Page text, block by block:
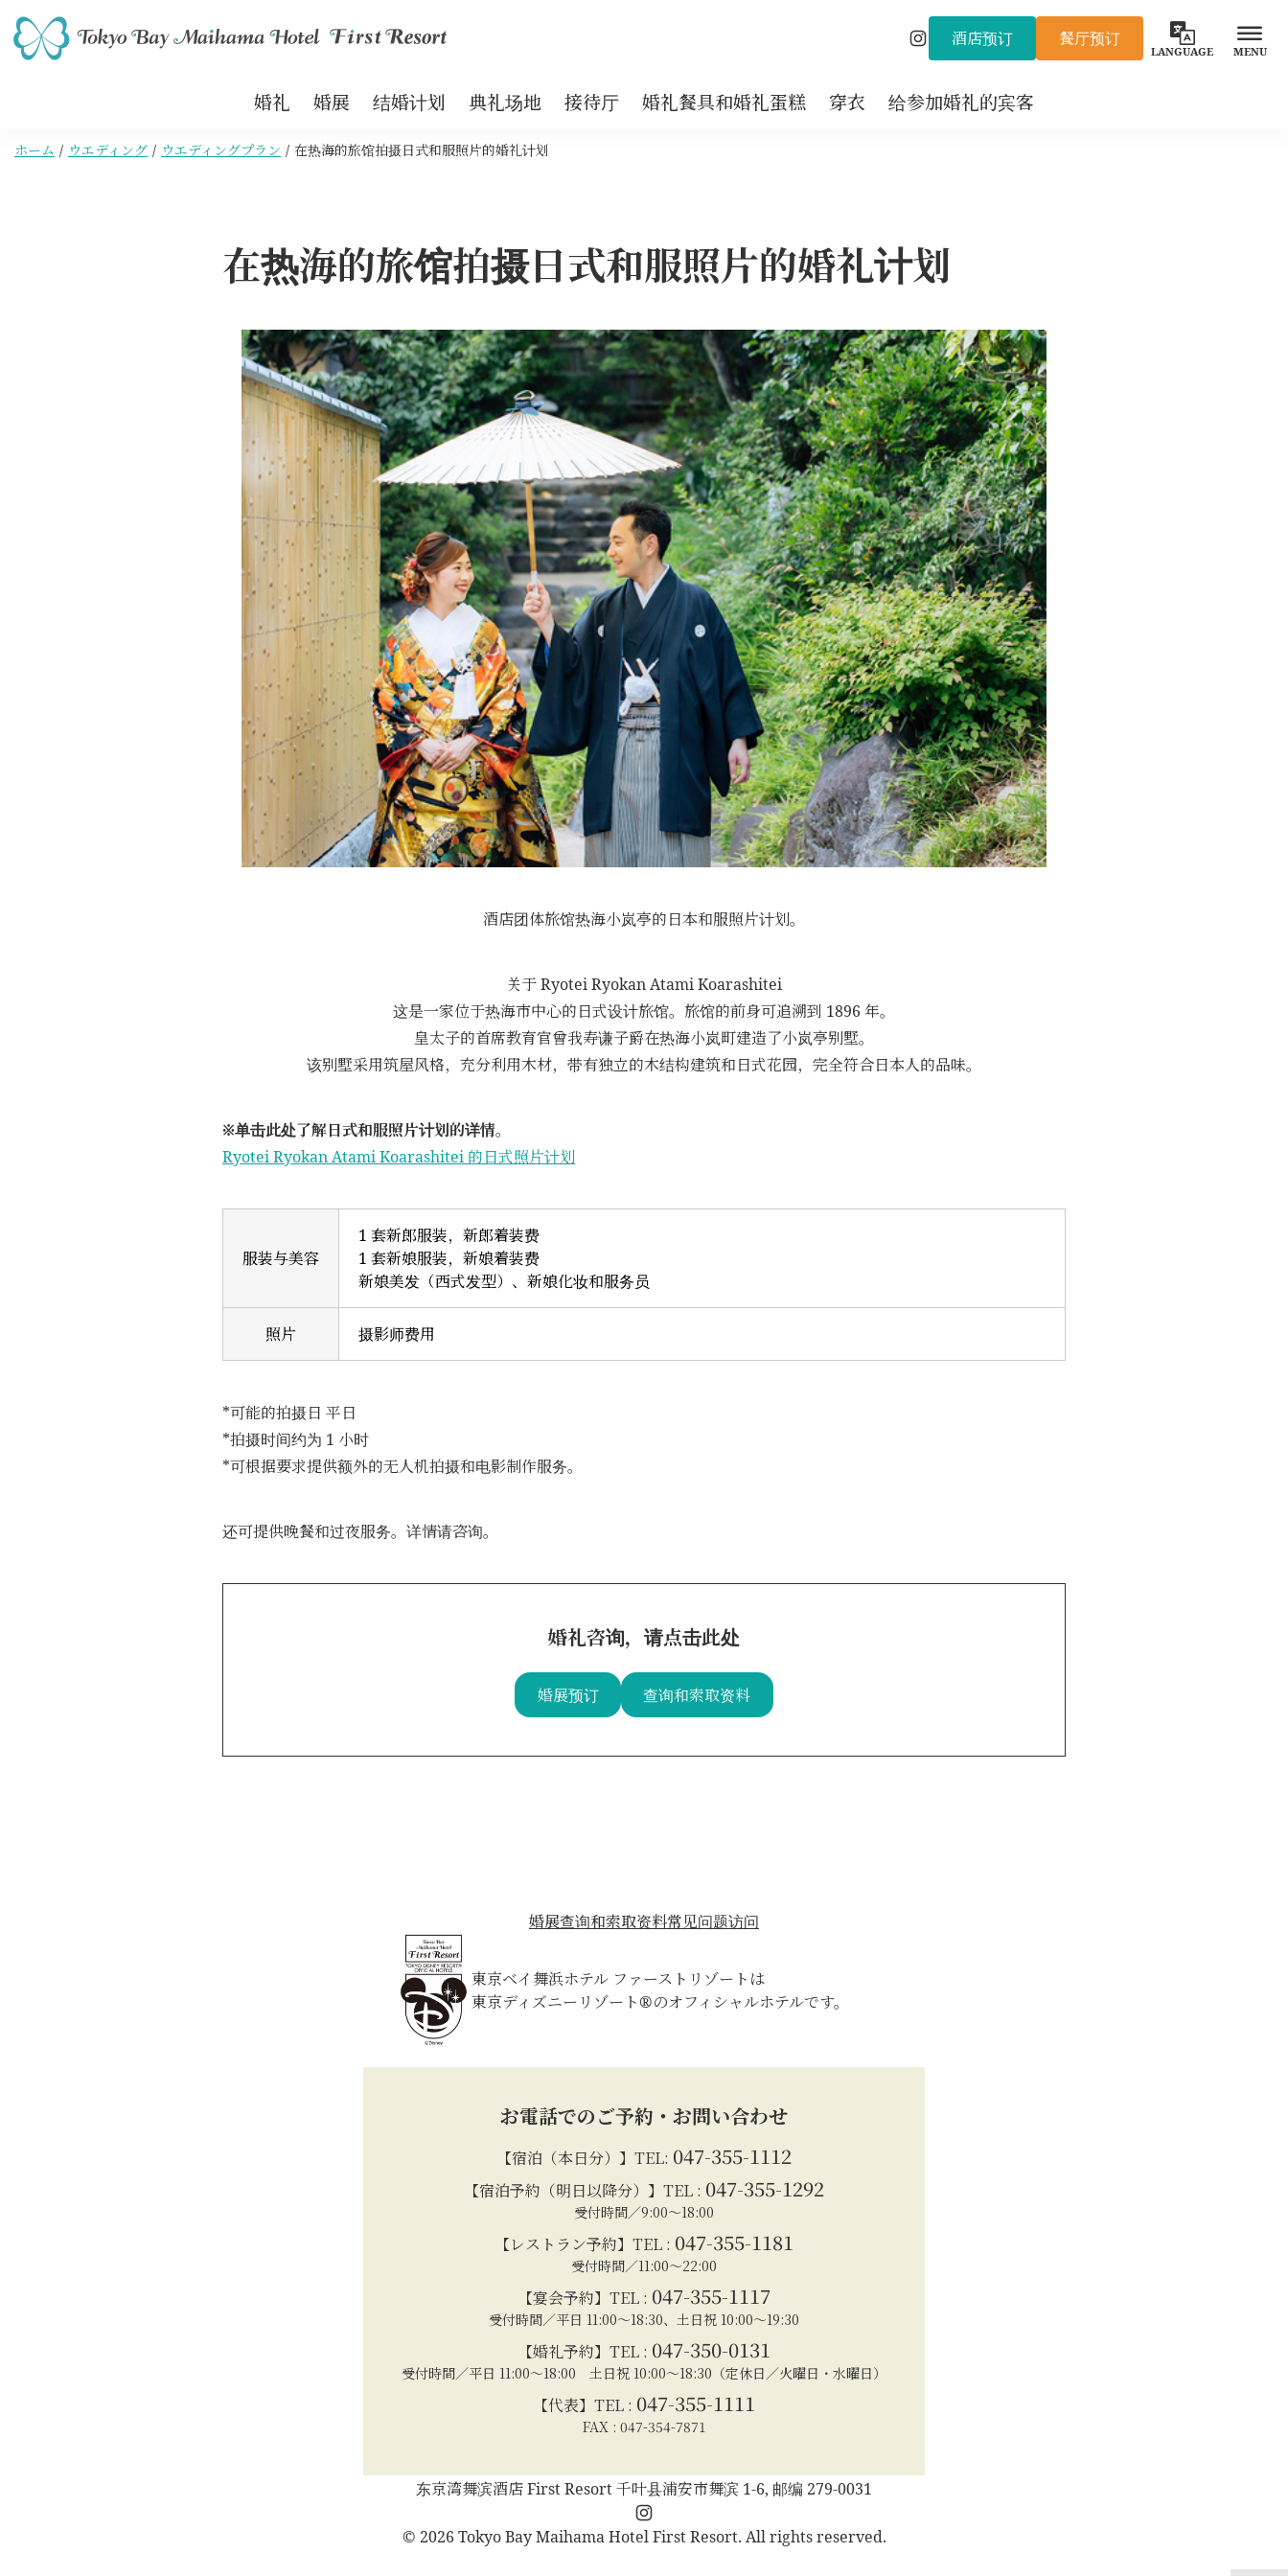
Instagram酒店预订 餐厅预订
LANGUAGE MENU
婚礼 婚展 结婚计划 典礼场地 接待厅 婚礼餐具和婚礼蛋糕 穿衣 给参加婚礼的宾客
ホーム ウエディング ウエディングプラン 在热海的旅馆拍摄日式和服照片的婚礼计划
在热海的旅馆拍摄日式和服照片的婚礼计划
酒店团体旅馆热海小岚亭的日本和服照片计划。
关于 Ryotei Ryokan Atami Koarashitei
这是一家位于热海市中心的日式设计旅馆。旅馆的前身可追溯到 1896 年。
皇太子的首席教育官曾我寿谦子爵在热海小岚町建造了小岚亭别墅。
该别墅采用筑屋风格，充分利用木材，带有独立的木结构建筑和日式花园，完全符合日本人的品味。
※单击此处了解日式和服照片计划的详情。
Ryotei Ryokan Atami Koarashitei 的日式照片计划
服装与美容
1 套新郎服装，新郎着装费
1 套新娘服装，新娘着装费
新娘美发（西式发型）、新娘化妆和服务员
照片 摄影师费用
*可能的拍摄日 平日
*拍摄时间约为 1 小时
*可根据要求提供额外的无人机拍摄和电影制作服务。
还可提供晚餐和过夜服务。详情请咨询。
婚礼咨询，请点击此处
婚展预订 查询和索取资料
婚展查询和索取资料常见问题访问
東京ベイ舞浜ホテル ファーストリゾートは
東京ディズニーリゾート®のオフィシャルホテルです。
お電話でのご予約・お問い合わせ
【宿泊（本日分）】TEL: 047-355-1112
【宿泊予約（明日以降分）】TEL : 047-355-1292
受付時間／9:00～18:00
【レストラン予約】TEL : 047-355-1181
受付時間／11:00～22:00
【宴会予約】TEL : 047-355-1117
受付時間／平日 11:00～18:30、土日祝 10:00～19:30
【婚礼予約】TEL : 047-350-0131
受付時間／平日 11:00～18:00 土日祝 10:00～18:30（定休日／火曜日・水曜日）
【代表】TEL : 047-355-1111
FAX : 047-354-7871
东京湾舞滨酒店 First Resort 千叶县浦安市舞滨 1-6, 邮编 279-0031
Instagram
© 2026 Tokyo Bay Maihama Hotel First Resort. All rights reserved.